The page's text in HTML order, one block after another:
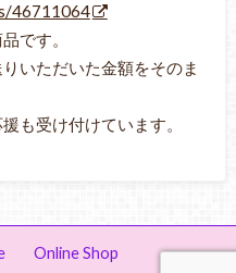
46711064
です。
いただいた金額をそのま
も受け付けています。
Online Shop